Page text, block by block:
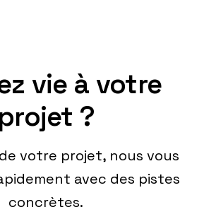
vie à votre
projet ?
votre projet, nous vous
avec des pistes
concrètes.